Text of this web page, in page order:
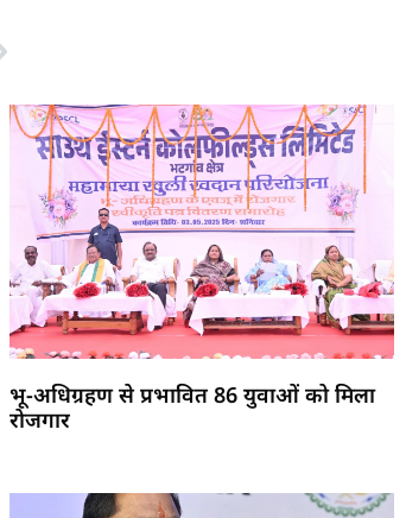
भू-अधिग्रहण से प्रभावित 86 युवाओं को मिला
रोजगार